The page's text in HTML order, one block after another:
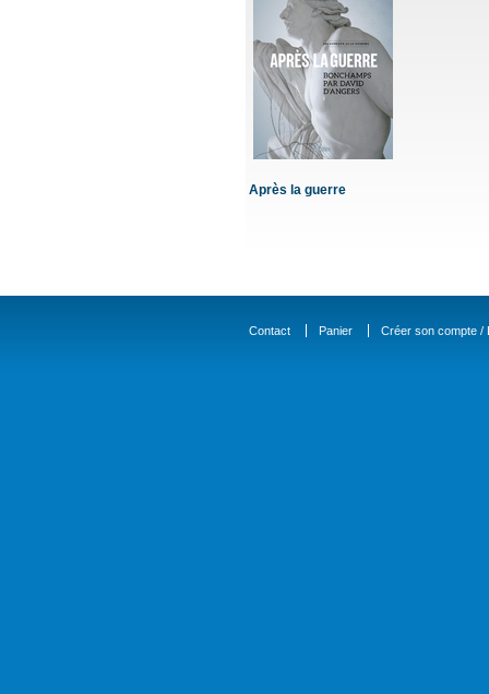
Après la guerre
Contact Panier Créer son compte /